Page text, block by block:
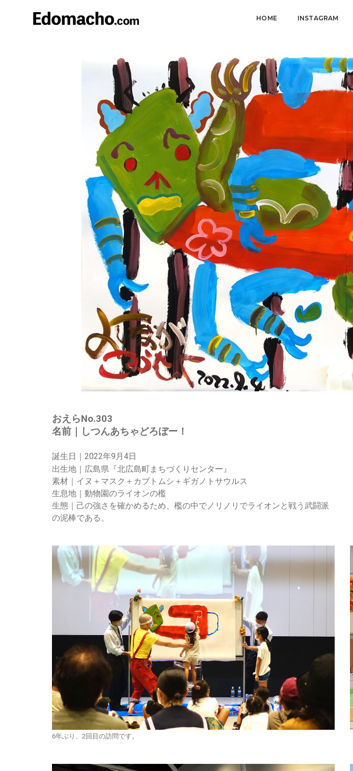
HOME INSTAGRAM
おえらNo.303
名前｜しつんあちゃどろぼー！
誕生日｜2022年9月4日
出生地｜広島県『北広島町まちづくりセンター』
素材｜イヌ＋マスク＋カブトムシ＋ギガノトサウルス
生息地｜動物園のライオンの檻
生態｜己の強さを確かめるため、檻の中でノリノリでライオンと戦う武闘派
の泥棒である。
6年ぶり、2回目の訪問です。